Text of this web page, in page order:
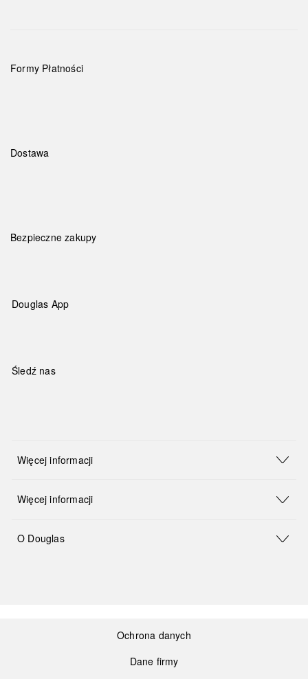
Formy Płatności
Dostawa
Bezpieczne zakupy
Douglas App
Śledź nas
Więcej informacji
Więcej informacji
O Douglas
Ochrona danych
Dane firmy